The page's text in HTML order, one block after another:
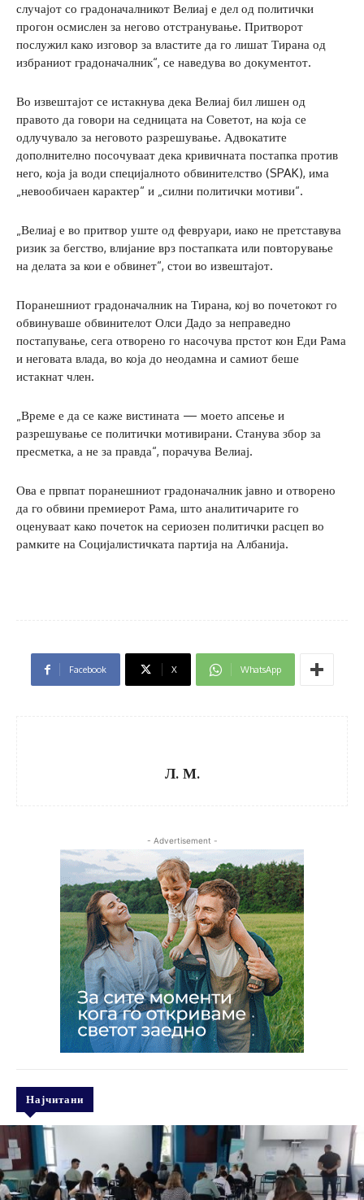
случајот со градоначалникот Велиај е дел од политички
прогон осмислен за негово отстранување. Притворот
послужил како изговор за властите да го лишат Тирана од
избраниот градоначалник“, се наведува во документот.
Во извештајот се истакнува дека Велиај бил лишен од
правото да говори на седницата на Советот, на која се
одлучувало за неговото разрешување. Адвокатите
дополнително посочуваат дека кривичната постапка против
него, која ја води специјалното обвинителство (SPAK), има
„невообичаен карактер“ и „силни политички мотиви“.
„Велиај е во притвор уште од февруари, иако не претставува
ризик за бегство, влијание врз постапката или повторување
на делата за кои е обвинет“, стои во извештајот.
Поранешниот градоначалник на Тирана, кој во почетокот го
обвинуваше обвинителот Олси Дадо за неправедно
постапување, сега отворено го насочува прстот кон Еди Рама
и неговата влада, во која до неодамна и самиот беше
истакнат член.
„Време е да се каже вистината — моето апсење и
разрешување се политички мотивирани. Станува збор за
пресметка, а не за правда“, порачува Велиај.
Ова е првпат поранешниот градоначалник јавно и отворено
да го обвини премиерот Рама, што аналитичарите го
оценуваат како почеток на сериозен политички расцеп во
рамките на Социјалистичката партија на Албанија.
Facebook X WhatsApp
Л. М.
- Advertisement -
Најчитани